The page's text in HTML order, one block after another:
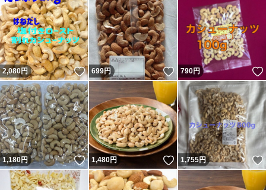
2,080円 いいね！
699円 いいね！
790円
1,180円 いいね！
1,480円 いいね！
1,755円